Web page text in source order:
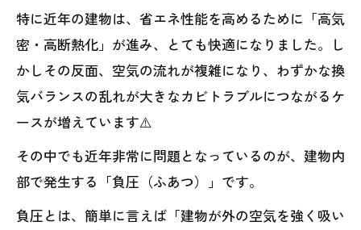
特に近年の建物は、省エネ性能を高めるために「高気
密・高断熱化」が進み、とても快適になりました。し
かしその反面、空気の流れが複雑になり、わずかな換
気バランスの乱れが大きなカビトラブルにつながるケ
ースが増えています⚠️
その中でも近年非常に問題となっているのが、建物内
部で発生する「負圧（ふあつ）」です。
負圧とは、簡単に言えば「建物が外の空気を強く吸い